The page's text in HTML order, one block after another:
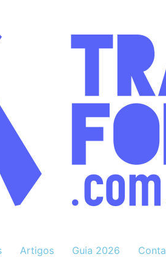
Artigos Guia 2026